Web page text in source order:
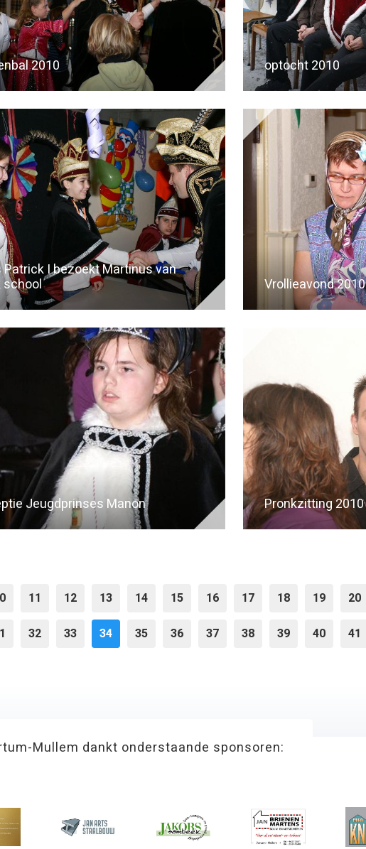
2010 optocht 2010
Patrick I bezoekt Martinus van
school Vrollieavond 2010
Jeugdprinses Manon Pronkzitting 2010
11 12 13 14 15 16 17 18 19 20
32 33 34 35 36 37 38 39 40 41
Mullem dankt onderstaande sponsoren: